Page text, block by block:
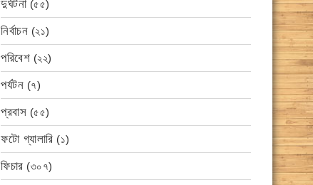
দুর্ঘটনা(৫৫)
নির্বাচন (২১)
পরিবেশ (২২)
পর্যটন (৭)
প্রবাস (৫৫)
ফটো গ্যালারি (১)
ফিচার (৩০৭)